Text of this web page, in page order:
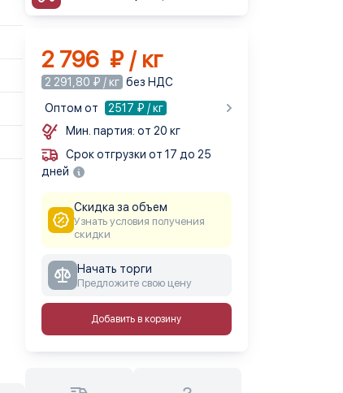
2 796 ₽ / кг
2 291,80 ₽ / кг без НДС
Оптом от
2517 ₽ / кг
Мин. партия: от 20 кг
Срок отгрузки от 17 до 25
дней
Скидка за объем
Узнать условия получения
скидки
Начать торги
Предложите свою цену
Добавить в корзину